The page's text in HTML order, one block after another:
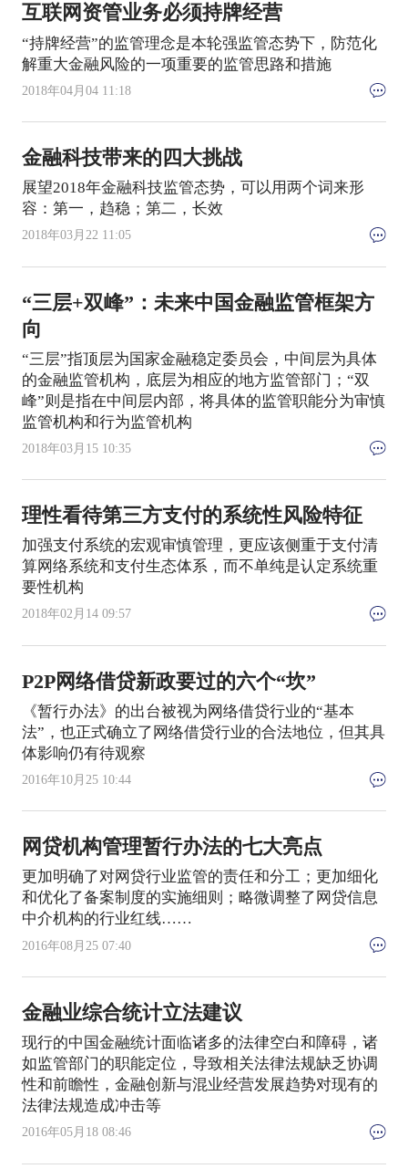
互联网资管业务必须持牌经营
“持牌经营”的监管理念是本轮强监管态势下，防范化
解重大金融风险的一项重要的监管思路和措施
2018年04月04 11:18
金融科技带来的四大挑战
展望2018年金融科技监管态势，可以用两个词来形
容：第一，趋稳；第二，长效
2018年03月22 11:05
“三层+双峰”：未来中国金融监管框架方
向
“三层”指顶层为国家金融稳定委员会，中间层为具体
的金融监管机构，底层为相应的地方监管部门；“双
峰”则是指在中间层内部，将具体的监管职能分为审慎
监管机构和行为监管机构
2018年03月15 10:35
理性看待第三方支付的系统性风险特征
加强支付系统的宏观审慎管理，更应该侧重于支付清
算网络系统和支付生态体系，而不单纯是认定系统重
要性机构
2018年02月14 09:57
P2P网络借贷新政要过的六个“坎”
《暂行办法》的出台被视为网络借贷行业的“基本
法”，也正式确立了网络借贷行业的合法地位，但其具
体影响仍有待观察
2016年10月25 10:44
网贷机构管理暂行办法的七大亮点
更加明确了对网贷行业监管的责任和分工；更加细化
和优化了备案制度的实施细则；略微调整了网贷信息
中介机构的行业红线……
2016年08月25 07:40
金融业综合统计立法建议
现行的中国金融统计面临诸多的法律空白和障碍，诸
如监管部门的职能定位，导致相关法律法规缺乏协调
性和前瞻性，金融创新与混业经营发展趋势对现有的
法律法规造成冲击等
2016年05月18 08:46